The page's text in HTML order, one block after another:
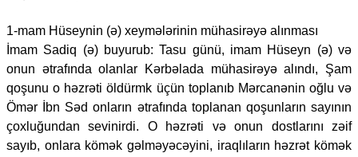
1-mam Hüseynin (ə) xeymələrinin mühasirəyə alınması
İmam Sadiq (ə) buyurub: Tasu günü, imam Hüseyn (ə) və
onun ətrafında olanlar Kərbəlada mühasirəyə alındı, Şam
qoşunu o həzrəti öldürmk üçün toplanıb Mərcanənin oğlu və
Ömər İbn Səd onların ətrafında toplanan qoşunların sayının
çoxluğundan sevinirdi. O həzrəti və onun dostlarını zəif
sayıb, onlara kömək gəlməyəcəyini, iraqlıların həzrət kömək